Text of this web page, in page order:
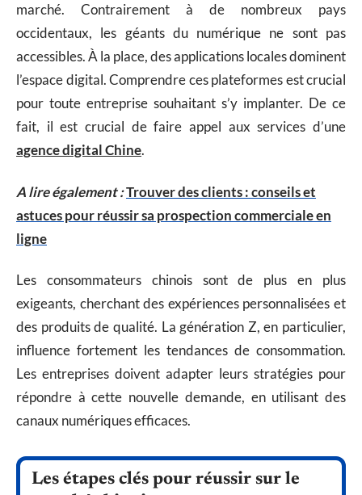
marché. Contrairement à de nombreux pays
occidentaux, les géants du numérique ne sont pas
accessibles. À la place, des applications locales dominent
l’espace digital. Comprendre ces plateformes est crucial
pour toute entreprise souhaitant s’y implanter. De ce
fait, il est crucial de faire appel aux services d’une
agence digital Chine.
A lire également :Trouver des clients : conseils et
astuces pour réussir sa prospection commerciale en
ligne
Les consommateurs chinois sont de plus en plus
exigeants, cherchant des expériences personnalisées et
des produits de qualité. La génération Z, en particulier,
influence fortement les tendances de consommation.
Les entreprises doivent adapter leurs stratégies pour
répondre à cette nouvelle demande, en utilisant des
canaux numériques efficaces.
Les étapes clés pour réussir sur le